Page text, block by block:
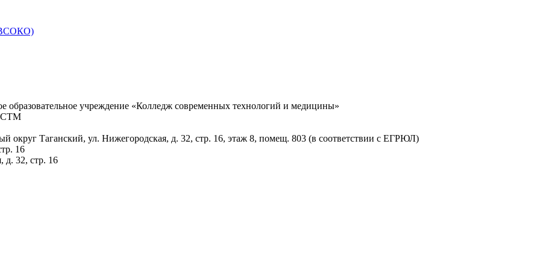
(ВСОКО)
образовательное учреждение «Колледж современных технологий и медицины»
округ Таганский, ул. Нижегородская, д. 32, стр. 16, этаж 8, помещ. 803 (в соответствии с ЕГРЮЛ)
16
д. 32, стр. 16